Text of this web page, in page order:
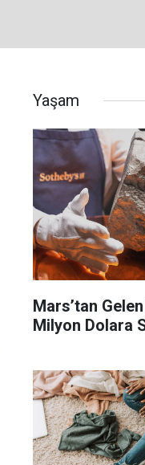
Yaşam
Mars’tan
Milyon Dolara